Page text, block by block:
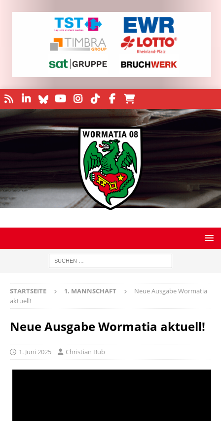
STARTSEITE 1. MANNSCHAFT
Neue Ausgabe Wormatia
aktuell!
Neue Ausgabe Wormatia aktuell!
1. Juni 2025 Christian Bub